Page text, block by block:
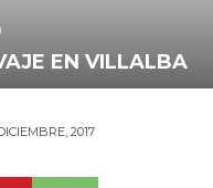
EN VILLALBA
2017